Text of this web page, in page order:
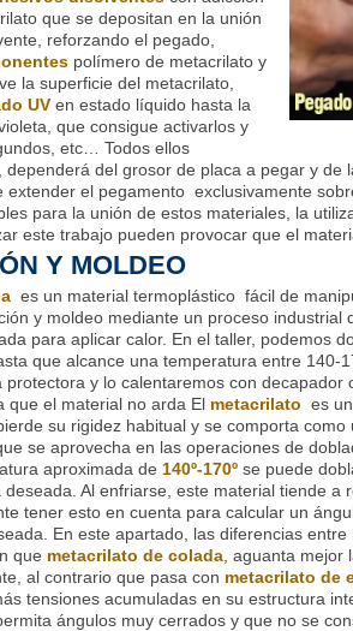
que se depositan en la unión
reforzando el pegado,
polímero de metacrilato y
la superficie del metacrilato,
UV en estado líquido hasta la
que consigue activarlos y
etc… Todos ellos
dependerá del grosor de placa a pegar y de
extender el pegamento exclusivamente
para la unión de estos materiales, la
este trabajo pueden provocar que el
Y MOLDEO
es un material termoplástico fácil de
y moldeo mediante un proceso industrial
para aplicar calor. En el taller, podemos
que alcance una temperatura entre 140-
protectora y lo calentaremos con decapador
que el material no arda El metacrilato es
su rigidez habitual y se comporta
se aprovecha en las operaciones de
aproximada de 140º-170º se puede
Al enfriarse, este material tiende a
tener esto en cuenta para calcular un
En este apartado, las diferencias
que metacrilato de colada , aguanta
al contrario que pasa con metacrilato de
tensiones acumuladas en su estructura
ángulos muy cerrados y que no se